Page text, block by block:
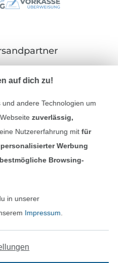
(aktuell
auf dich zu!
und andere Technologien um
zuverlässig,
Nutzererfahrung mitfür
personalisierter Werbung
bestmögliche Browsing-
in unserer
Impressum